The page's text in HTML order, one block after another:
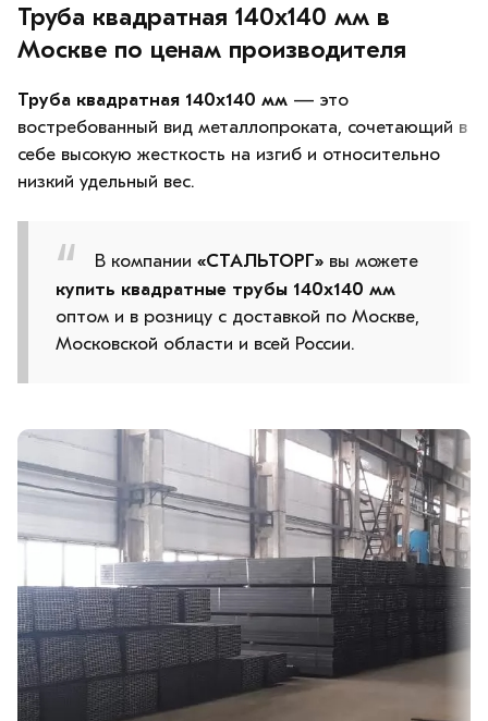
Труба квадратная 140х140 мм в
Москве по ценам производителя
Труба квадратная 140х140 мм — это
востребованный вид металлопроката, сочетающий в
себе высокую жесткость на изгиб и относительно
низкий удельный вес.
В компании «СТАЛЬТОРГ» вы можете
купить квадратные трубы 140х140 мм
оптом и в розницу с доставкой по Москве,
Московской области и всей России.